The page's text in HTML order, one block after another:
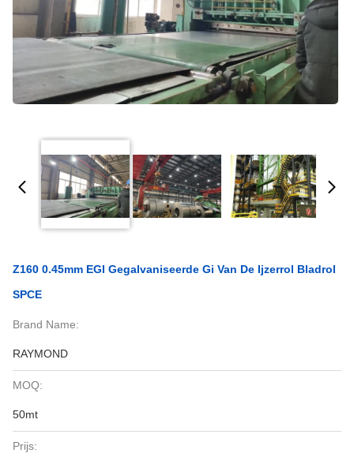
Z160 0.45mm EGI Gegalvaniseerde Gi Van De Ijzerrol Bladrol
SPCE
Brand Name:
RAYMOND
MOQ:
50mt
Prijs: